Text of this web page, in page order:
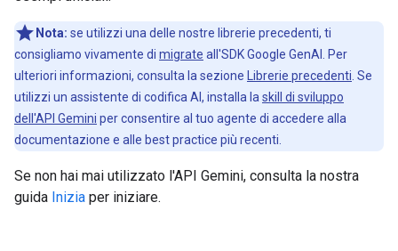
Nota: se utilizzi una delle nostre librerie precedenti, ti
consigliamo vivamente di migrate all'SDK Google GenAI. Per
ulteriori informazioni, consulta la sezione
Librerie precedenti . Se
utilizzi un assistente di codifica AI, installa la skill di sviluppo
dell'API Gemini per consentire al tuo agente di accedere alla
documentazione e alle best practice più recenti.
Se non hai mai utilizzato l'API Gemini, consulta la nostra
guida Inizia per iniziare.